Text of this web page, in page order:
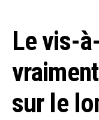
Le vis-
sur le